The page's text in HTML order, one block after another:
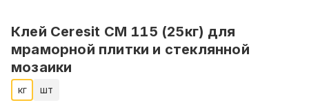
Клей Ceresit СМ 115 (25кг) для
мраморной плитки и стеклянной
мозаики
кг шт